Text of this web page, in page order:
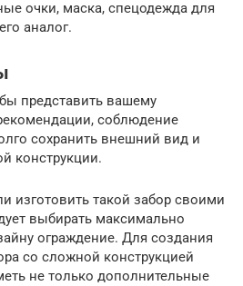
очки, маска, спецодежда для
аналог.
представить вашему
соблюдение
сохранить внешний вид и
конструкции.
изготовить такой забор своими
выбирать максимально
ограждение. Для создания
со сложной конструкцией
не только дополнительные